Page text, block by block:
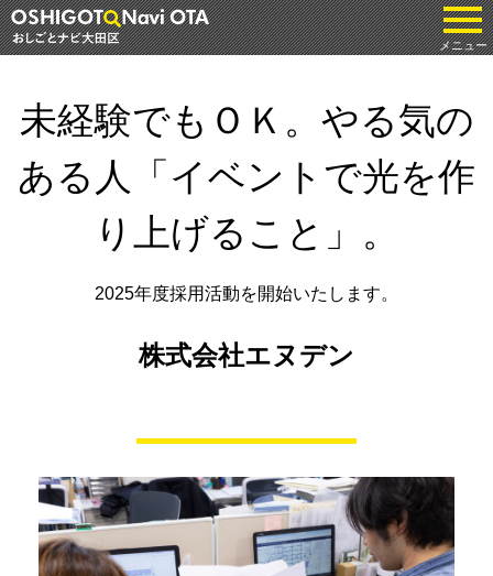
メニュー
未経験でもＯＫ。やる気の
ある人「イベントで光を作
り上げること」。
2025年度採用活動を開始いたします。
株式会社エヌデン